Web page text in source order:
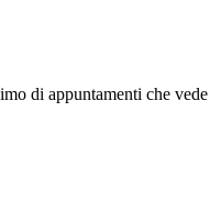
di appuntamenti che